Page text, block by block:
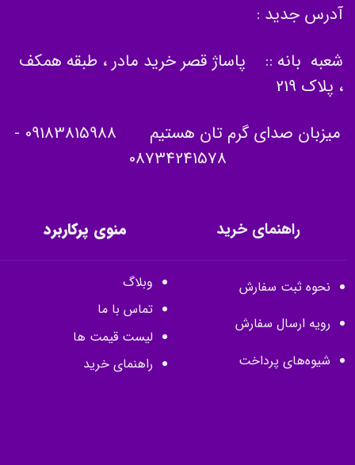
آدرس جدید :
شعبه بانه :: پاساژ قصر خرید مادر ، طبقه همکف
، پلاک 219
میزبان صدای گرم تان هستیم 09183815988
-
08734241578
راهنمای خرید
نحوه ثبت سفارش
رویه ارسال سفارش
شیوه‌های پرداخت
منوی پرکاربرد
وبلاگ
تماس با ما
لیست قیمت ها
راهنمای خرید